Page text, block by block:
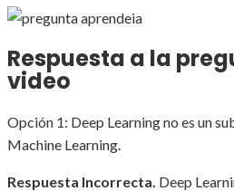
Respuesta a la
video
Opción 1: Deep Learning no es un
Machine Learning.
Respuesta Incorrecta. Deep